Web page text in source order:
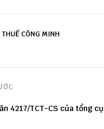
THUẾ CÔNG MINH
4217/TCT-CS của tổng